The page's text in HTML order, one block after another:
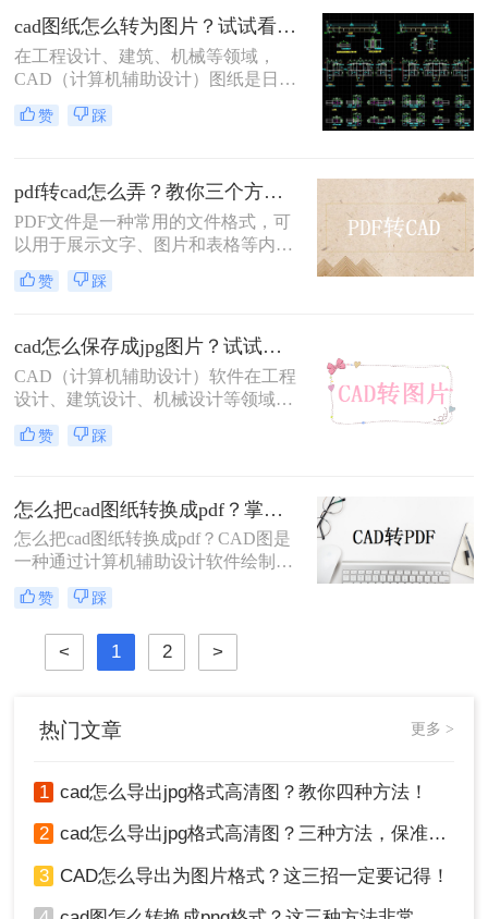
你导出更清晰的PDF。
cad图纸怎么转为图片？试试看这3个转换方法！
在工程设计、建筑、机械等领域，
CAD（计算机辅助设计）图纸是日常
工作中不可或缺的重要文件。然而，
为了更方便地分享、存档和展示这些
片呢？本文将详细介绍三种将CAD图
纸转换为图片的实用方法。
赞 踩
pdf转cad怎么弄？教你三个方法！
PDF文件是一种常用的文件格式，可
以用于展示文字、图片和表格等内
容。而CAD文件则是一种用于设计、
绘图和制图的文件格式。有时候，我
CAD格式，以便进行编辑、修改和进
一步的处理。下面将介绍几种常用的
pdf转cad怎么弄方法。
赞 踩
cad怎么保存成jpg图片？试试看这四个方法！
CAD（计算机辅助设计）软件在工程
设计、建筑设计、机械设计等领域扮
演着至关重要的角色。然而，在需要
将CAD设计成果以图片形式分享给非
常见的需求。JPG格式因其广泛的兼
容性和适中的文件体积，非常适合用
于在线分享和打印。那么cad怎么保存
成jpg图片呢？以下将详细介绍几种将
CAD文件保存为JPG图片的方法。
赞 踩
怎么把cad图纸转换成pdf？掌握这4种方法就可以！
怎么把cad图纸转换成pdf？CAD图是
一种通过计算机辅助设计软件绘制的
二维或三维图形。在工程制图、建筑
设计、机械设计等领域中，CAD图是
非常重要的辅助工具。但是，如果需
要与其他人分享或者出版，就需要将
CAD图转换为PDF格式，这样可以确
面将详细介绍几种常用怎么把cad图纸
转换成pdf的方法。
赞 踩
< 1 2 >
热门文章 更多 >
1 cad怎么导出jpg格式高清图？教你四种方法！
2 cad怎么导出jpg格式高清图？三种方法，保准一看就会！
3 CAD怎么导出为图片格式？这三招一定要记得！